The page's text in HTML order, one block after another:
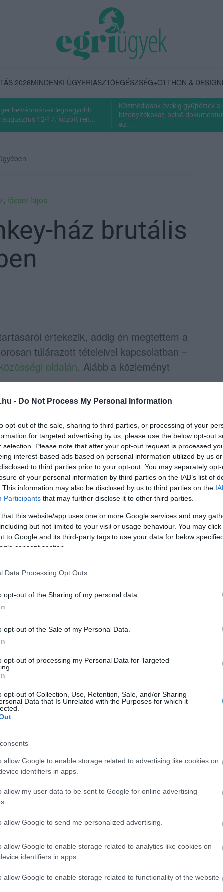
- Do Not Process My Personal Information
opt-out of the sale, sharing to third parties, or processing of your
for targeted advertising by us, please use the below opt-out
selection. Please note that after your opt-out request is processed
interest-based ads based on personal information utilized by us
to third parties prior to your opt-out. You may separately
of your personal information by third parties on the IAB’s list of
This information may also be disclosed by us to third parties on the
Participants that may further disclose it to other third parties.
that this website/app uses one or more Google services and may
but not limited to your visit or usage behaviour. You may
to Google and its third-party tags to use your data for below
consent section.
Data Processing Opt Outs
opt-out of the Sharing of my personal data.
opt-out of the Sale of my Personal Data.
opt-out of processing my Personal Data for Targeted
opt-out of Collection, Use, Retention, Sale, and/or Sharing
Data that Is Unrelated with the Purposes for which it
allow Google to enable storage related to advertising like cookies on
identifiers in apps.
allow my user data to be sent to Google for online advertising
allow Google to send me personalized advertising.
allow Google to enable storage related to analytics like cookies on
identifiers in apps.
allow Google to enable storage related to functionality of the website
2026MINDENKI ÜGYERIASZTÓEGÉSZSÉG+OTTHON & DESIGN
belvárosának legnagyobb
augusztus 12-17. között ren...
Közmédiások évekig gyűjtötték a
bizonyítékokat, belső
az...
, lőcsei lajos
ház brutális
értekezik, addig én megtettem a
túlárazott tételeivel kapcsolatban –
közösségi oldalán. Alább a közleményt
azEgri Ügyekhozta nyilvánosságra azt a
beszél, miként gördítene különböző
elé. Mirkóczki Ádám ezzel végleg
adatok tudatos visszatartásának
bizalommal elnyert polgármesteri
azzal a nevetséges indokkal próbálta
egyetlen személynek,Domán Dániel nek
közadatokat. Domán Dániel nem
hiszen Domán már tavaly július óta
a Lenkey-ház felújítása, pert is
miután a beruházásért felelős
közérdekű adatigénylésre. Jobb, ha
egyetlen egri lakostól sem tagadhat meg
is, hogy ha bárki az átlátható,
tűzi, én ott leszek mellette és segíteni
azzal van problémája, hogy Eger
Lenkey-házat hosszú évek várakozását
hogy egy boltban 3200 forintért
több mint kétmillió (!) forintért építenek
gyanúja, ezért a mai napon
ide kattintvaolvashatnak
az EGRI ÜGYEK Google Hírek oldalán!